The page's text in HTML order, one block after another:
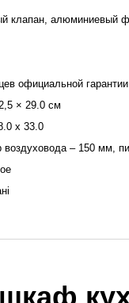
клапан, алюминиевый
официальной
× 29.0 см
х 33.0
воздуховода – 150 мм,